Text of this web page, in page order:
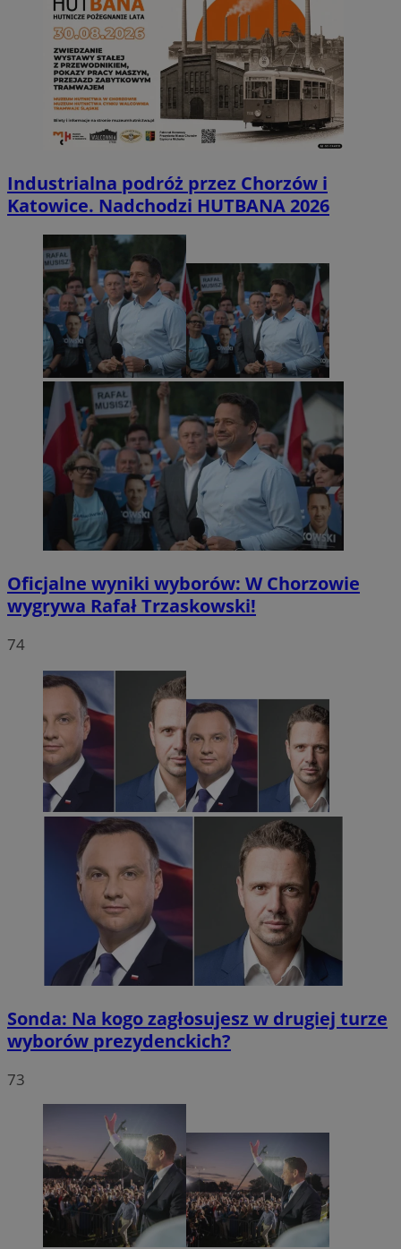
Industrialna podróż przez Chorzów i
Katowice. Nadchodzi HUTBANA 2026
Oficjalne wyniki wyborów: W Chorzowie
wygrywa Rafał Trzaskowski!
74
Sonda: Na kogo zagłosujesz w drugiej turze
wyborów prezydenckich?
73